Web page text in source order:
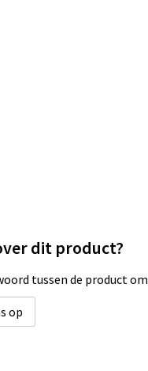
dit product?
tussen de product
op